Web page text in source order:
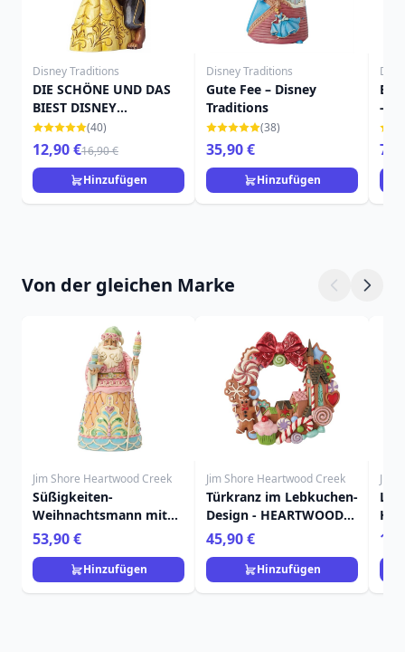
Disney Traditions
DIE SCHÖNE UND DAS
BIEST DISNEY
TRADITIONS
ORNAMENT
(40)
12,90 €16,90 €
Hinzufügen
Disney Traditions
Gute Fee – Disney
Traditions
(38)
35,90 €
Hinzufügen
-
Von der gleichen Marke
Jim Shore Heartwood Creek
Süßigkeiten-
Weihnachtsmann mit
Macaron - Heartwood
Creek
53,90 €
Hinzufügen
Jim Shore Heartwood Creek
Türkranz im Lebkuchen-
Design - HEARTWOOD
CREEK
45,90 €
Hinzufügen
Jim